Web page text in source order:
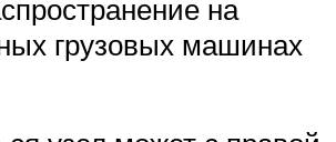
на
грузовых машинах